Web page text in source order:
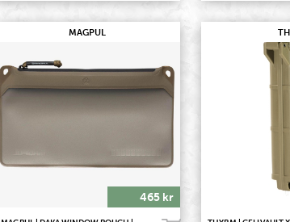
MAGPUL
465 kr